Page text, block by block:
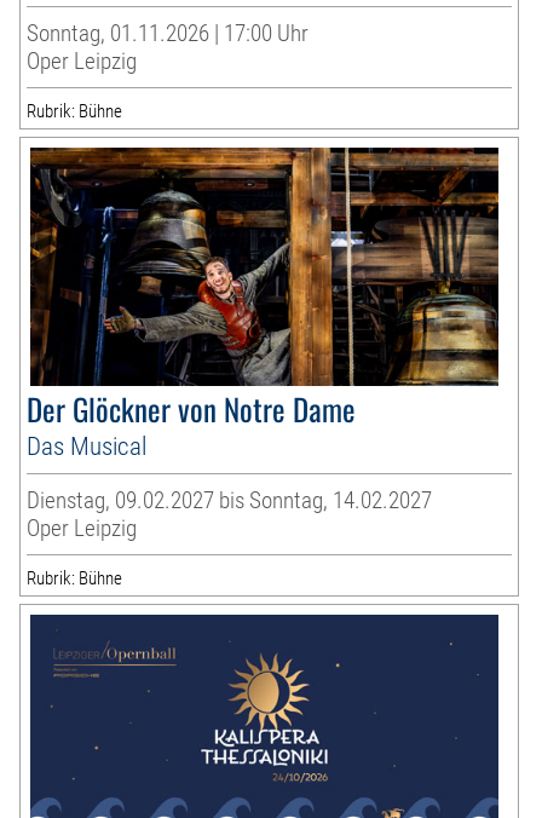
Sonntag, 01.11.2026 | 17:00 Uhr
Oper Leipzig
Rubrik: Bühne
Der Glöckner von Notre Dame
Das Musical
Dienstag, 09.02.2027 bis Sonntag, 14.02.2027
Oper Leipzig
Rubrik: Bühne